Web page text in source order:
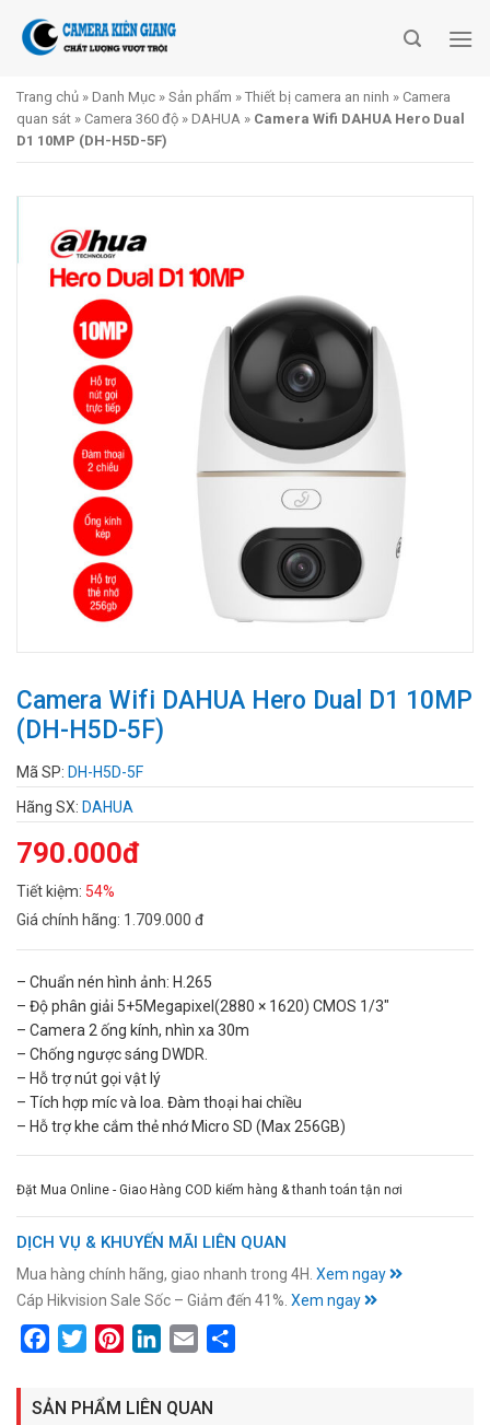
Trang chủ » Danh Mục » Sản phẩm » Thiết bị camera an ninh » Camera
quan sát » Camera 360 độ » DAHUA » Camera Wifi DAHUA Hero Dual
D1 10MP (DH-H5D-5F)
Camera Wifi DAHUA Hero Dual D1 10MP
(DH-H5D-5F)
Mã SP: DH-H5D-5F
Hãng SX: DAHUA
790.000đ
Tiết kiệm: 54%
Giá chính hãng: 1.709.000 đ
– Chuẩn nén hình ảnh: H.265
– Độ phân giải 5+5Megapixel(2880 × 1620) CMOS 1/3″
– Camera 2 ống kính, nhìn xa 30m
– Chống ngược sáng DWDR.
– Hỗ trợ nút gọi vật lý
– Tích hợp míc và loa. Đàm thoại hai chiều
– Hỗ trợ khe cắm thẻ nhớ Micro SD (Max 256GB)
Đặt Mua Online - Giao Hàng COD kiểm hàng & thanh toán tận nơi
DỊCH VỤ & KHUYẾN MÃI LIÊN QUAN
Mua hàng chính hãng, giao nhanh trong 4H. Xem ngay
Cáp Hikvision Sale Sốc – Giảm đến 41%. Xem ngay
FacebookTwitterPinterestLinkedIn
Email
SẢN PHẨM LIÊN QUAN